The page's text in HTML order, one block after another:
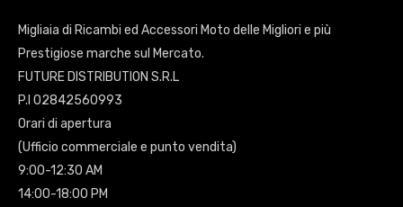
Migliaia di Ricambi ed Accessori Moto delle Migliori e più
Prestigiose marche sul Mercato.
FUTURE DISTRIBUTION S.R.L
P.I 02842560993
Orari di apertura
(Ufficio commerciale e punto vendita)
9:00-12:30 AM
14:00-18:00 PM